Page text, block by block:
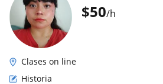
$50/h
Clases on line
Historia